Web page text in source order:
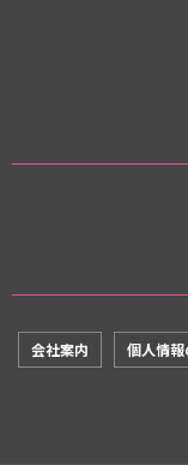
会社案内 個人情